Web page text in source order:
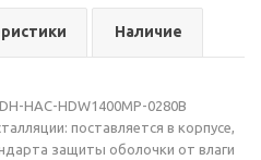
Наличие
HAC-HDW1400MP-0280B
поставляется в корпусе,
защиты оболочки от влаги